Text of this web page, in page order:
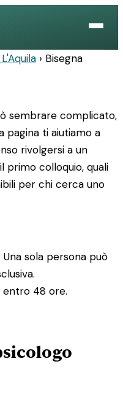
› Bisegna
sembrare complicato,
pagina ti aiutiamo a
rivolgersi a un
primo colloquio, quali
per chi cerca uno
sola persona può
entro 48 ore.